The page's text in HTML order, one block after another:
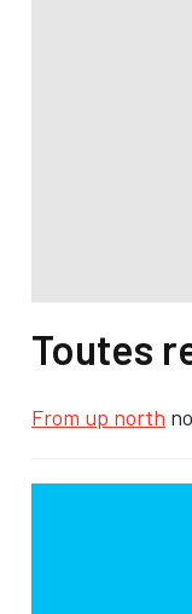
Toutes
From up north